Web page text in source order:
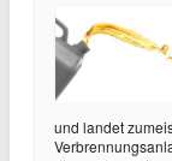
und landet